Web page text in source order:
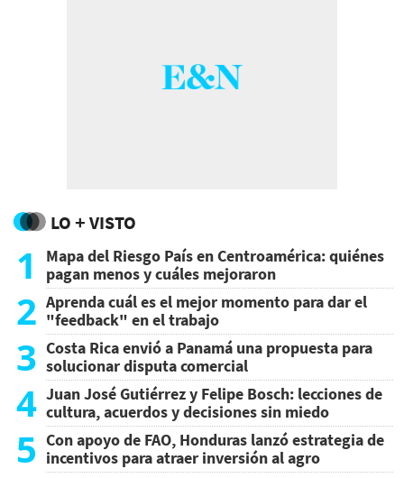
LO + VISTO
1
Mapa del Riesgo País en Centroamérica: quiénes
pagan menos y cuáles mejoraron
2 Aprenda cuál es el mejor momento para dar el
"feedback" en el trabajo
3 Costa Rica envió a Panamá una propuesta para
solucionar disputa comercial
4 Juan José Gutiérrez y Felipe Bosch: lecciones de
cultura, acuerdos y decisiones sin miedo
5 Con apoyo de FAO, Honduras lanzó estrategia de
incentivos para atraer inversión al agro